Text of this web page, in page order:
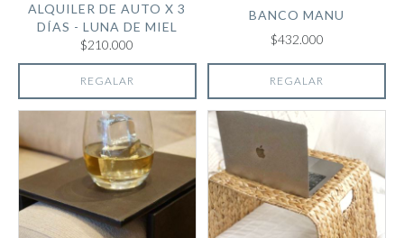
ALQUILER DE AUTO X 3
DÍAS - LUNA DE MIEL
$210.000
REGALAR
BANCO MANU
$432.000
REGALAR